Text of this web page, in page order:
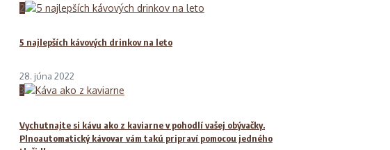
2
5 najlepších kávových drinkov na leto
28. júna 2022
3
Vychutnajte si kávu ako z kaviarne v pohodlí vašej obývačky.
Plnoautomatický kávovar vám takú pripraví pomocou jedného